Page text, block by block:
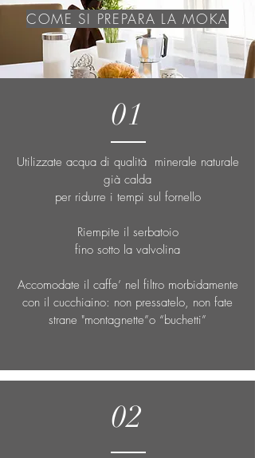
COME SI PREPARA LA MOKA
01
Utilizzate acqua di qualità minerale naturale
già calda
per ridurre i tempi sul fornello
Riempite il serbatoio
fino sotto la valvolina
Accomodate il caffe’ nel filtro morbidamente
con il cucchiaino: non pressatelo, non fate
strane "montagnette”o “buchetti”
02